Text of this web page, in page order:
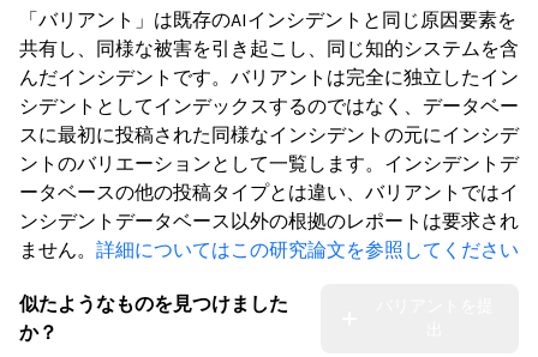
「バリアント」は既存のAIインシデントと同じ原因要素を
共有し、同様な被害を引き起こし、同じ知的システムを含
んだインシデントです。バリアントは完全に独立したイン
シデントとしてインデックスするのではなく、データベー
スに最初に投稿された同様なインシデントの元にインシデ
ントのバリエーションとして一覧します。インシデントデ
ータベースの他の投稿タイプとは違い、バリアントではイ
ンシデントデータベース以外の根拠のレポートは要求され
ません。 詳細についてはこの研究論文を参照してください
似たようなものを見つけました
か？